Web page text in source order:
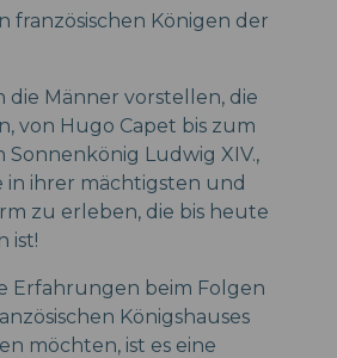
französischen Königen der
Männer vorstellen, die
von Hugo Capet bis zum
Ludwig XIV.,
in ihrer mächtigsten und
zu erleben, die bis heute
ist!
Erfahrungen beim Folgen
Königshauses
möchten, ist es eine